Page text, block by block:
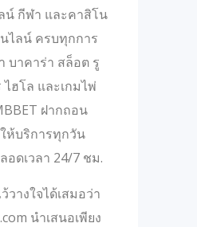
น์ กีฬา และคาสิโน
ไลน์ ครบทุกการ
บาคาร่า สล็อต รู
ไฮโล และเกมไพ่
ฝากถอน
ห้บริการทุกวัน
ดเวลา 24/7 ชม.
างใจได้เสมอว่า
นำเสนอเพียง